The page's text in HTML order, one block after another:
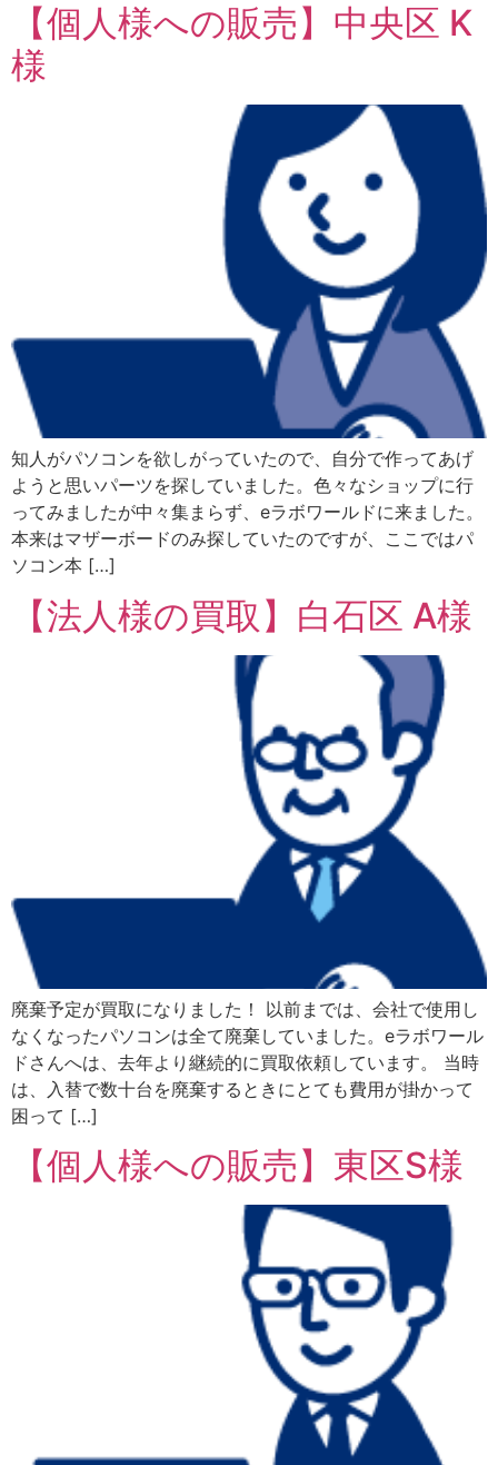
【個人様への販売】中央区 K
様
知人がパソコンを欲しがっていたので、自分で作ってあげ
ようと思いパーツを探していました。色々なショップに行
ってみましたが中々集まらず、eラボワールドに来ました。
本来はマザーボードのみ探していたのですが、ここではパ
ソコン本 […]
【法人様の買取】白石区 A様
廃棄予定が買取になりました！ 以前までは、会社で使用し
なくなったパソコンは全て廃棄していました。eラボワール
ドさんへは、去年より継続的に買取依頼しています。 当時
は、入替で数十台を廃棄するときにとても費用が掛かって
困って […]
【個人様への販売】東区S様